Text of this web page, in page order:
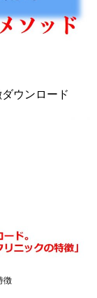
ウンロード
徴